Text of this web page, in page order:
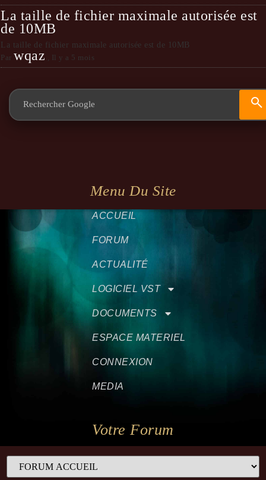
La taille de fichier maximale autorisée est
de 10MB
La taille de fichier maximale autorisée est de 10MB
Par wqaz Il y a 5 mois
Menu Du Site
ACCUEIL
FORUM
ACTUALITÉ
LOGICIEL VST
DOCUMENTS
ESPACE MATERIEL
CONNEXION
MEDIA
Votre Forum